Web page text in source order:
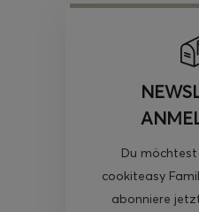
Du
cookiteasy
abonniere